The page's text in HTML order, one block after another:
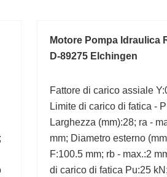
Motore Pompa Idraulica
D-89275 Elchingen
Fattore di carico assiale
Limite di carico di fatica -
Larghezza (mm):28; ra -
mm; Diametro esterno
F:100.5 mm; rb - max.:2
di carico di fatica Pu:25